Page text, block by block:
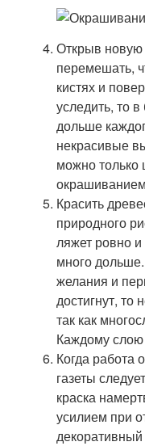
Открыв новую
перемешать,
кистях и
уследить, то
дольше
некрасивые
можно
Красить
природного
ляжет ровно
много
желания и
достигнут, то
так как
Каждому слою
Когда работа
газеты
краска
усилием при
декоративный